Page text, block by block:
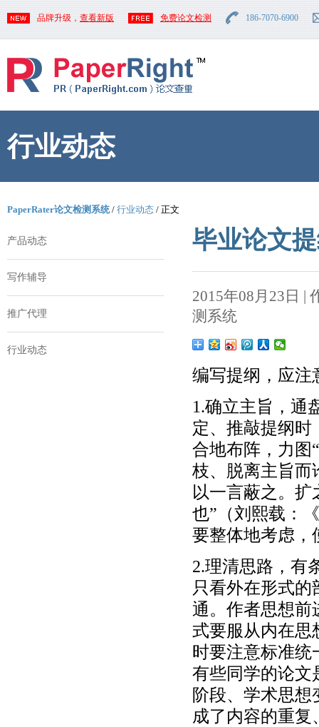
品牌升级， 查看新版 免费论文检测 186-7070-6900
行业动态
PaperRater论文检测系统/ 行业动态 / 正文
产品动态
写作辅导
推广代理
行业动态
毕业论文
2015年08月23日 |
测系统
编写提纲，应注
1.确立主旨，通
定、推敲提纲
合地布阵，力图
枝、脱离主旨而
以一言蔽之。
也”（刘熙载：
要整体地考虑，
2.理清思路，有
只看外在形式
通。作者思想前
式要服从内在思
时要注意标准统
有些同学的论文
阶段、学术思
成了内容的重